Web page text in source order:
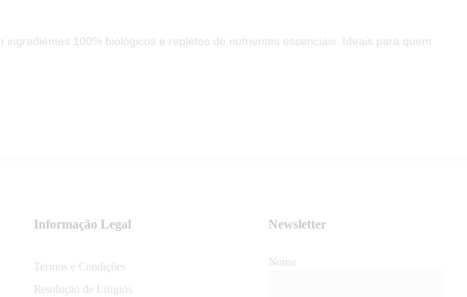
100% biológicos e repletos de nutrientes essenciais. Ideais para quem
Informação Legal
Termos e Condições
Resolução de Litígios
Newsletter
Nome